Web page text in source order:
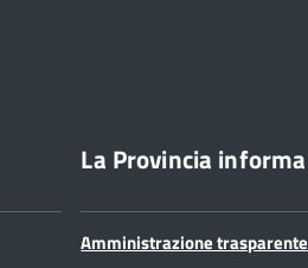
La Provincia informa
Amministrazione trasparente